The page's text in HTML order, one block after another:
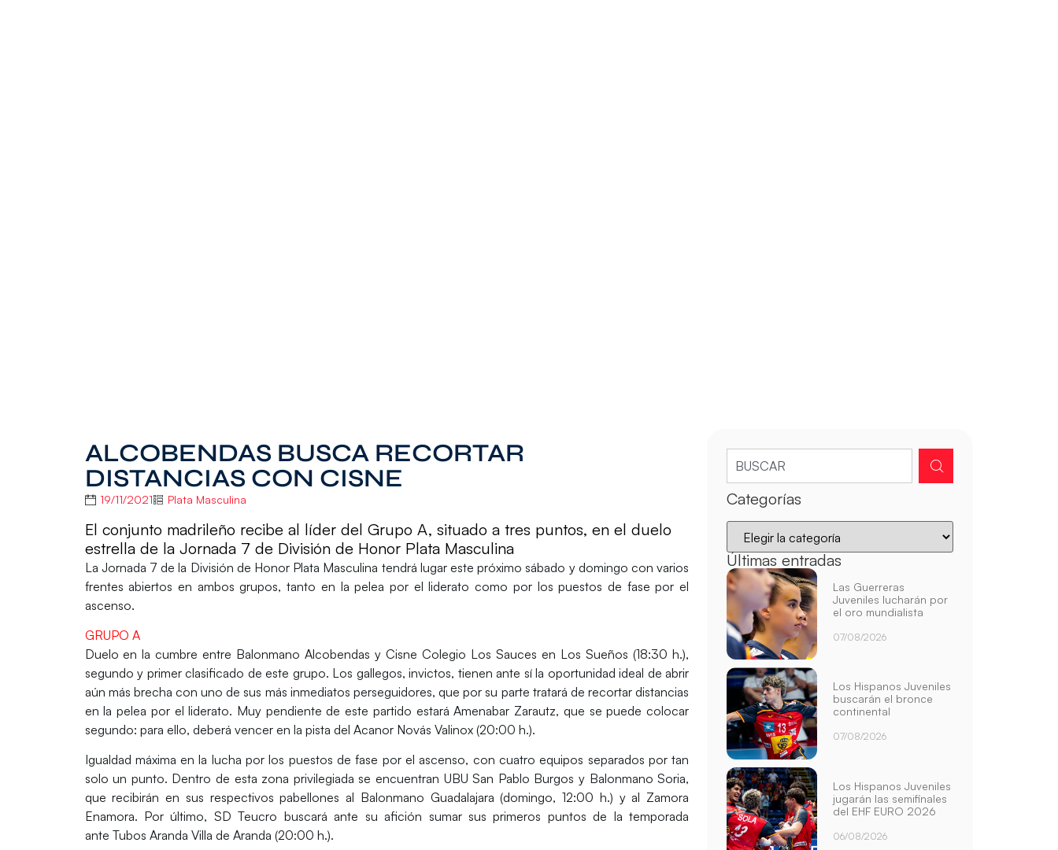
ALCOBENDAS BUSCA RECORTAR
DISTANCIAS CON CISNE
19/11/2021 Plata Masculina
El conjunto madrileño recibe al líder del Grupo A, situado a tres puntos, en el duelo
estrella de la Jornada 7 de División de Honor Plata Masculina
La Jornada 7 de la División de Honor Plata Masculina tendrá lugar este próximo sábado y domingo con varios
frentes abiertos en ambos grupos, tanto en la pelea por el liderato como por los puestos de fase por el
ascenso.
GRUPO A
Duelo en la cumbre entre Balonmano AlcobendasyCisne Colegio Los Saucesen Los Sueños (18:30 h.),
segundo y primer clasificado de este grupo. Los gallegos, invictos, tienen ante sí la oportunidad ideal de abrir
aún más brecha con uno de sus más inmediatos perseguidores, que por su parte tratará de recortar distancias
en la pelea por el liderato. Muy pendiente de este partido estaráAmenabar Zarautz, que se puede colocar
segundo: para ello, deberá vencer en la pista del Acanor Novás Valinox (20:00 h.).
Igualdad máxima en la lucha por los puestos de fase por el ascenso, con cuatro equipos separados por tan
solo un punto. Dentro de esta zona privilegiada se encuentran UBU San Pablo Burgos y Balonmano Soria,
que recibirán en sus respectivos pabellones al Balonmano Guadalajara(domingo, 12:00 h.) y al Zamora
Enamora. Por último, SD Teucro buscará ante su afición sumar sus primeros puntos de la temporada
ante Tubos Aranda Villa de Aranda (20:00 h.).
Categorías
Últimas entradas
Las Guerreras
Juveniles lucharán por
el oro mundialista
07/08/2026
Los Hispanos Juveniles
buscarán el bronce
continental
07/08/2026
Los Hispanos Juveniles
jugarán las semifinales
del EHF EURO 2026
06/08/2026